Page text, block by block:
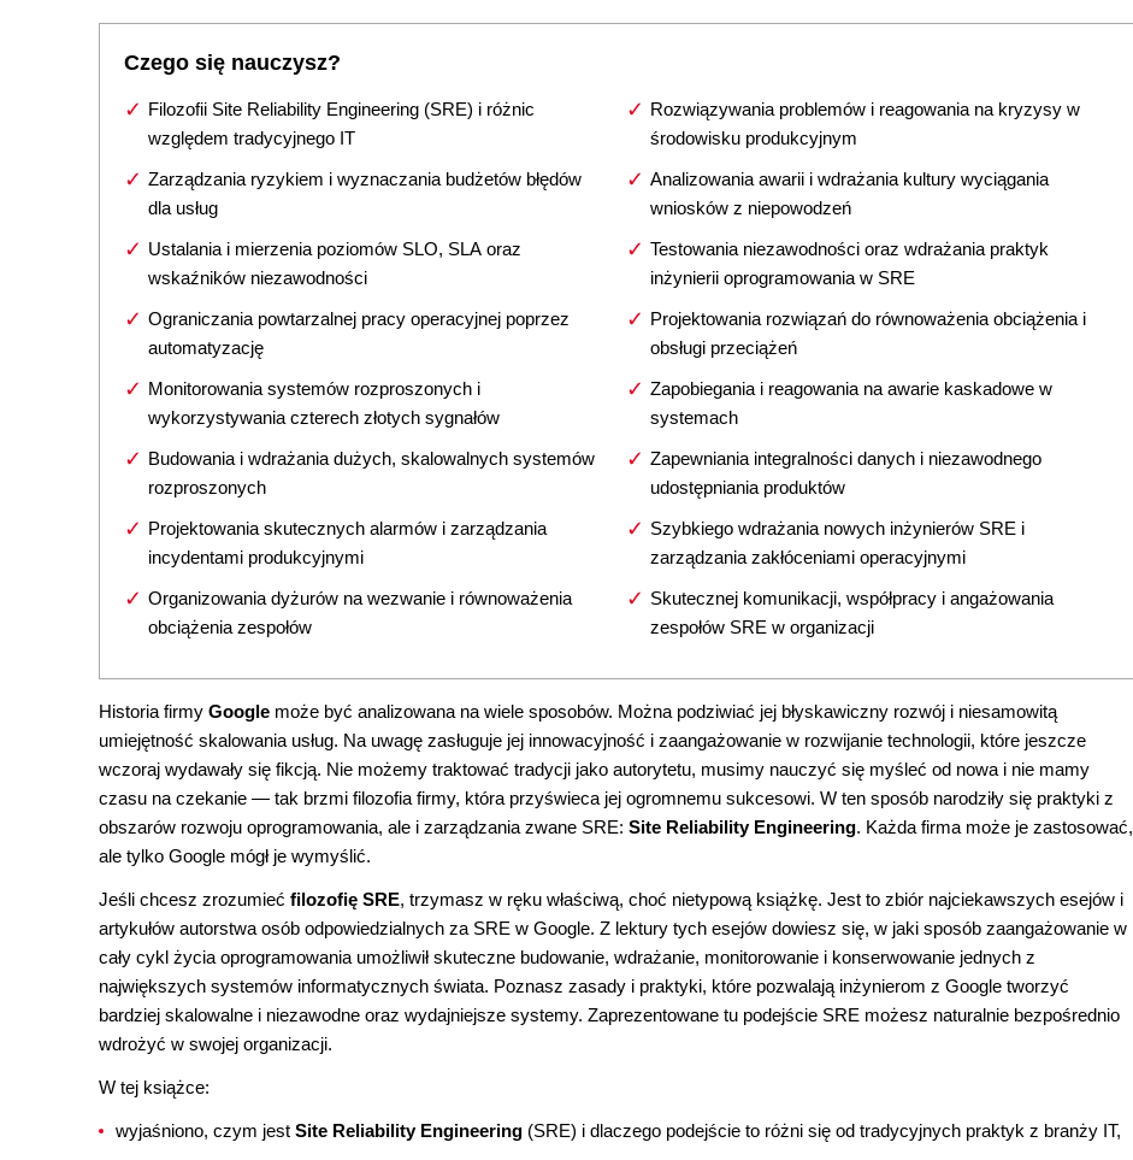
Czego się nauczysz?
Filozofii Site Reliability Engineering (SRE) i różnic
względem tradycyjnego IT
Zarządzania ryzykiem i wyznaczania budżetów błędów
dla usług
Ustalania i mierzenia poziomów SLO, SLA oraz
wskaźników niezawodności
Ograniczania powtarzalnej pracy operacyjnej poprzez
automatyzację
Monitorowania systemów rozproszonych i
wykorzystywania czterech złotych sygnałów
Budowania i wdrażania dużych, skalowalnych systemów
rozproszonych
Projektowania skutecznych alarmów i zarządzania
incydentami produkcyjnymi
Organizowania dyżurów na wezwanie i równoważenia
obciążenia zespołów
Rozwiązywania problemów i reagowania na kryzysy w
środowisku produkcyjnym
Analizowania awarii i wdrażania kultury wyciągania
wniosków z niepowodzeń
Testowania niezawodności oraz wdrażania praktyk
inżynierii oprogramowania w SRE
Projektowania rozwiązań do równoważenia obciążenia i
obsługi przeciążeń
Zapobiegania i reagowania na awarie kaskadowe w
systemach
Zapewniania integralności danych i niezawodnego
udostępniania produktów
Szybkiego wdrażania nowych inżynierów SRE i
zarządzania zakłóceniami operacyjnymi
Skutecznej komunikacji, współpracy i angażowania
zespołów SRE w organizacji
Historia firmy Google może być analizowana na wiele sposobów. Można podziwiać jej błyskawiczny rozwój i niesamowitą
umiejętność skalowania usług. Na uwagę zasługuje jej innowacyjność i zaangażowanie w rozwijanie technologii, które jeszcze
wczoraj wydawały się fikcją. Nie możemy traktować tradycji jako autorytetu, musimy nauczyć się myśleć od nowa i nie mamy
czasu na czekanie — tak brzmi filozofia firmy, która przyświeca jej ogromnemu sukcesowi. W ten sposób narodziły się praktyki z
obszarów rozwoju oprogramowania, ale i zarządzania zwane SRE: Site Reliability Engineering. Każda firma może je zastosować,
ale tylko Google mógł je wymyślić.
Jeśli chcesz zrozumieć filozofię SRE, trzymasz w ręku właściwą, choć nietypową książkę. Jest to zbiór najciekawszych esejów i
artykułów autorstwa osób odpowiedzialnych za SRE w Google. Z lektury tych esejów dowiesz się, w jaki sposób zaangażowanie w
cały cykl życia oprogramowania umożliwił skuteczne budowanie, wdrażanie, monitorowanie i konserwowanie jednych z
największych systemów informatycznych świata. Poznasz zasady i praktyki, które pozwalają inżynierom z Google tworzyć
bardziej skalowalne i niezawodne oraz wydajniejsze systemy. Zaprezentowane tu podejście SRE możesz naturalnie bezpośrednio
wdrożyć w swojej organizacji.
W tej książce:
wyjaśniono, czym jest Site Reliability Engineering (SRE) i dlaczego podejście to różni się od tradycyjnych praktyk z branży IT,